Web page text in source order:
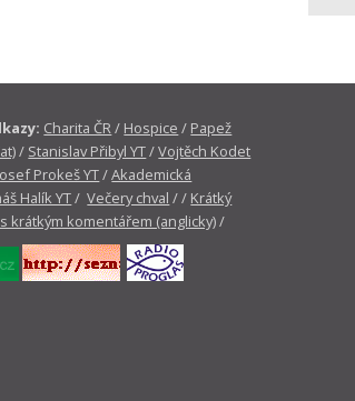
Charita ČR/ Hospice / Papež
/ Stanislav Přibyl YT/Vojtěch Kodet
Prokeš YT/Akademická
Halík YT/Večery chval / / Krátký
krátkým komentářem (anglicky)/